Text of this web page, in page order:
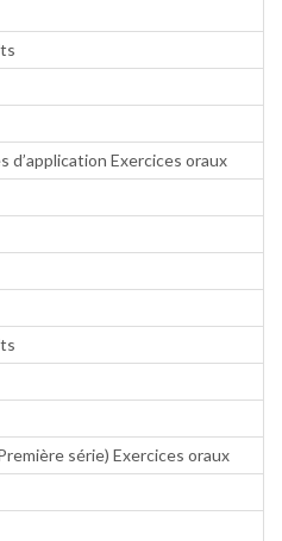
d’application Exercices oraux
série) Exercices oraux